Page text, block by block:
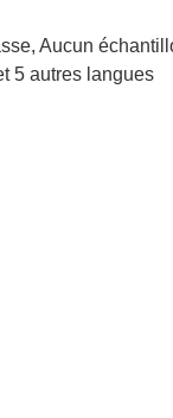
Aucun
5 autres langues